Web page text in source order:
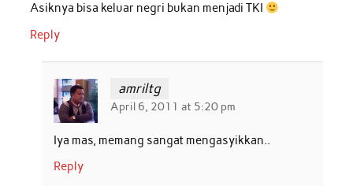
Asiknya bisa keluar negri bukan menjadi TKI
Reply
amriltg
April 6, 2011 at 5:20 pm
Iya mas, memang sangat mengasyikkan..
Reply